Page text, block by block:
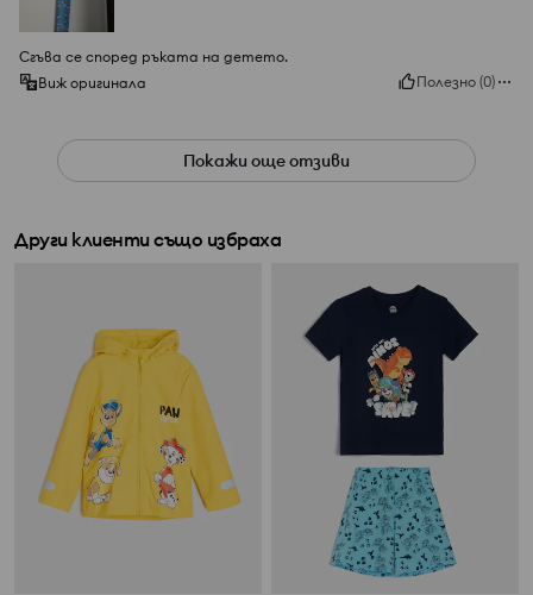
Сгъва се според ръката на детето.
Виж оригинала
Полезно (0)
Покажи още отзиви
Други клиенти също избраха